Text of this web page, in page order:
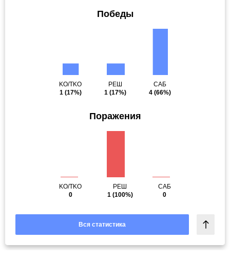
Победы
KO/TKO
1(17%)
РЕШ
1 (17%)
САБ
4 (66%)
Поражения
KO/TKO
0
РЕШ
1(100%)
САБ
0
Вся статистика